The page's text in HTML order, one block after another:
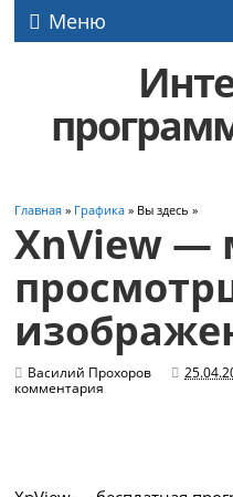
Меню
Главная » Графика » Вы здесь »
XnView
Василий Прохоров
комментария